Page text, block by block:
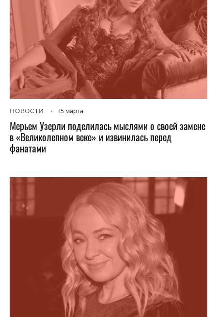
НОВОСТИ • 15 марта
Мерьем Узерли поделилась мыслями о своей замене
в «Великолепном веке» и извинилась перед
фанатами